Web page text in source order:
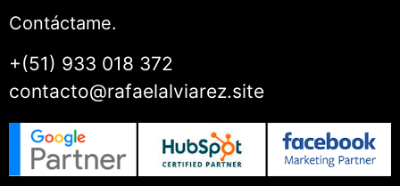
Contáctame.
+(51) 933 018 372
contacto@rafaelalviarez.site